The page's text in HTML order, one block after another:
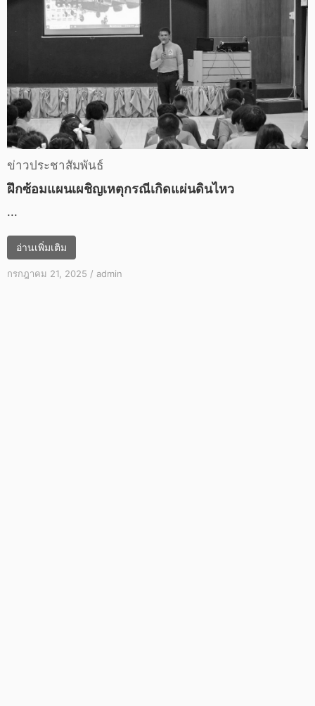
ข่าวประชาสัมพันธ์
ฝึกซ้อมแผนเผชิญเหตุกรณีเกิดแผ่นดินไหว
...
อ่านเพิ่มเติม
กรกฎาคม 21, 2025 / admin